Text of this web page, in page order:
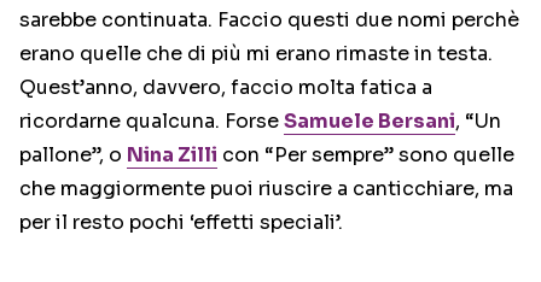
sarebbe continuata. Faccio questi due nomi perchè
erano quelle che di più mi erano rimaste in testa.
Quest’anno, davvero, faccio molta fatica a
ricordarne qualcuna. ForseSamuele Bersani, “Un
pallone”, o Nina Zilli con “Per sempre” sono quelle
che maggiormente puoi riuscire a canticchiare, ma
per il resto pochi ‘effetti speciali’.